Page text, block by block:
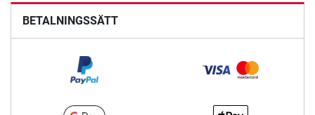
BETALNINGSSÄTT